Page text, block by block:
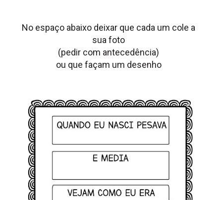
No espaço abaixo deixar que cada um cole a
sua foto
(pedir com antecedência)
ou que façam um desenho